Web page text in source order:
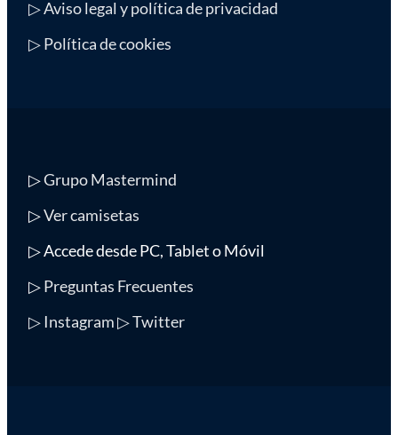
▷ Aviso legal y política de privacidad
▷ Política de cookies
▷Grupo Mastermind
▷Ver camisetas
▷ Accede desde PC, Tablet o Móvil
▷Preguntas Frecuentes
▷ Instagram▷ Twitter